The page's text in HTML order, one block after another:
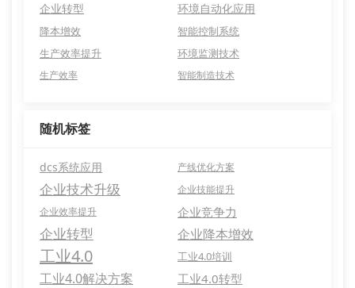
企业转型
环境自动化应用
降本增效
智能控制系统
生产效率提升
环境监测技术
生产效率 智能制造技术
随机标签
dcs系统应用 产线优化方案
企业技术升级
企业技能提升
企业效率提升
企业竞争力
企业转型 企业降本增效
工业4.0 工业4.0培训
工业4.0解决方案 工业4.0转型